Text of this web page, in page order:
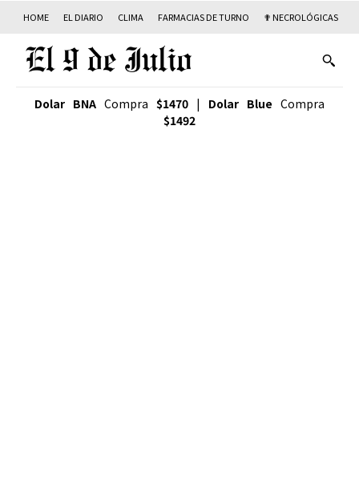
HOME EL DIARIO CLIMA FARMACIAS DE TURNO ✟ NECROLÓGICAS
Dolar BNA Compra $1470 | Dolar Blue Compra
$1492